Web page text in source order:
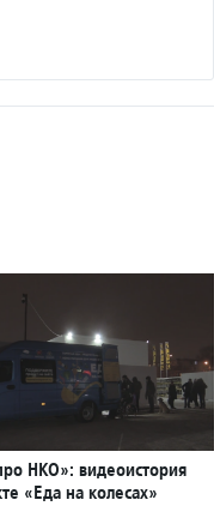
НКО»: видеоистория
«Еда на колесах»